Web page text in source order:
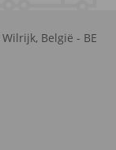
Wilrijk, België - BE